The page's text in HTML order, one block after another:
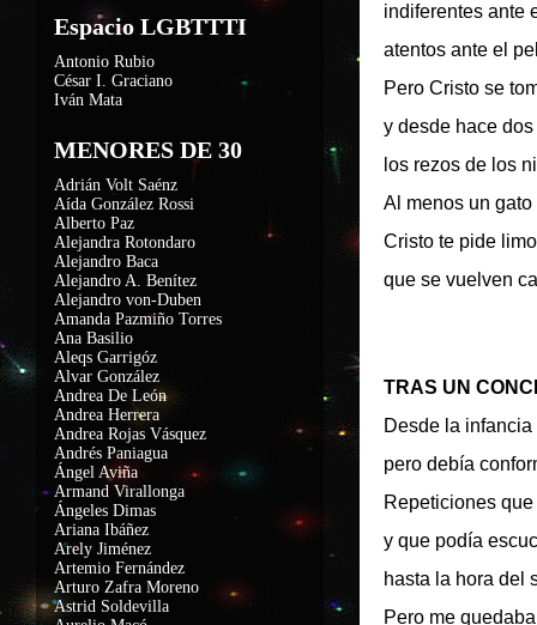
indiferentes ante
atentos ante el
Pero Cristo se
y desde hace
los rezos de los
Al menos un
Cristo te pide
que se vuelven
TRAS UN
Desde la
pero debía
Repeticiones
y que podía
hasta la hora del
Pero me
Espacio LGBTTTI
Antonio Rubio
César I. Graciano
Iván Mata
MENORES DE 30
Adrián Volt Saénz
Aída González Rossi
Alberto Paz
Alejandra Rotondaro
Alejandro Baca
Alejandro A. Benítez
Alejandro von-Duben
Amanda Pazmiño Torres
Ana Basilio
Aleqs Garrigóz
Alvar González
Andrea De León
Andrea Herrera
Andrea Rojas Vásquez
Andrés Paniagua
Ángel Aviña
Armand Virallonga
Ángeles Dimas
Ariana Ibáñez
Arely Jiménez
Artemio Fernández
Arturo Zafra Moreno
Astrid Soldevilla